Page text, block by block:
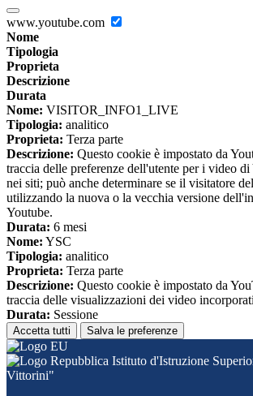
www.youtube.com
Nome
Tipologia
Proprieta
Descrizione
Durata
Nome: VISITOR_INFO1_LIVE
Tipologia: analitico
Proprieta: Terza parte
Descrizione: Questo cookie è impostato da
traccia delle preferenze dell'utente per i video
nei siti; può anche determinare se il visitatore
utilizzando la nuova o la vecchia versione
Youtube.
Durata: 6 mesi
Nome: YSC
Tipologia: analitico
Proprieta: Terza parte
Descrizione: Questo cookie è impostato da
traccia delle visualizzazioni dei video
Durata: Sessione
Accetta tutti Salva le preferenze
Istituto d'Istruzione
Vittorini"